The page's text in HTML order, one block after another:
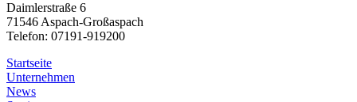
Daimlerstraße 6
71546 Aspach-Großaspach
Telefon: 07191-919200
Startseite
Unternehmen
News